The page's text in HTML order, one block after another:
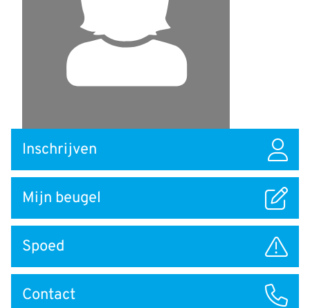
naar
Inschrijven
Mijn beugel
Spoed
Contact